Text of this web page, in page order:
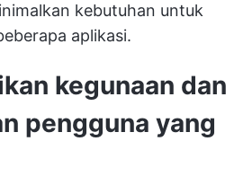
kebutuhan untuk
aplikasi.
kegunaan dan
pengguna yang